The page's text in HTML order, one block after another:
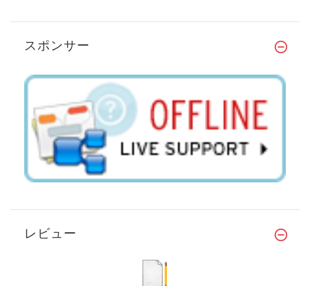
スポンサー
レビュー